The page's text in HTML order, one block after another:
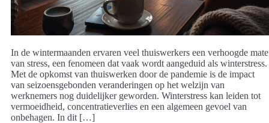
In de wintermaanden ervaren veel thuiswerkers een verhoogde mate
van stress, een fenomeen dat vaak wordt aangeduid als winterstress.
Met de opkomst van thuiswerken door de pandemie is de impact
van seizoensgebonden veranderingen op het welzijn van
werknemers nog duidelijker geworden. Winterstress kan leiden tot
vermoeidheid, concentratieverlies en een algemeen gevoel van
onbehagen. In dit […]